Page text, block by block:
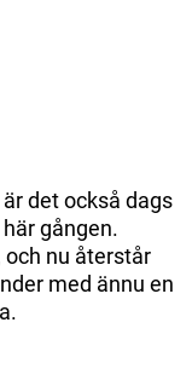
det också dags
gången.
nu återstår
med ännu en